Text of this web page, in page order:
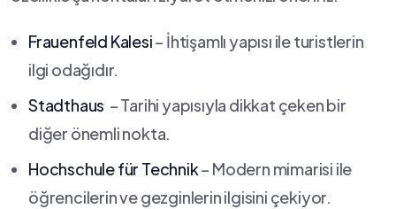
Frauenfeld Kalesi– ‌İhtişamlı yapısı ile ‌turistlerin
ilgi odağıdır.
Stadthaus ‍ – Tarihi yapısıyla dikkat çeken bir
diğer önemli nokta.
Hochschule für Technik– Modern mimarisi ile
öğrencilerin ve gezginlerin ilgisini çekiyor.